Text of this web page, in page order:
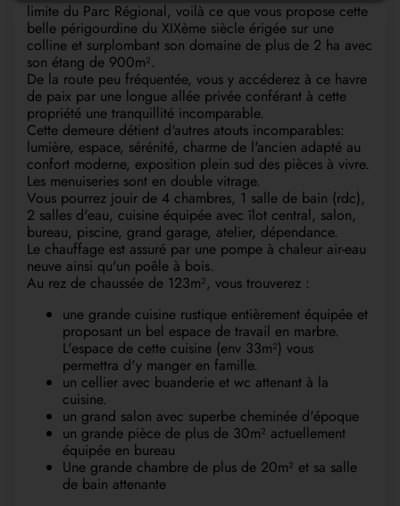
limite du Parc Régional, voilà ce que vous propose cette
belle périgourdine du XIXème siècle érigée sur une
colline et surplombant son domaine de plus de 2 ha avec
son étang de 900m².
De la route peu fréquentée, vous y accéderez à ce havre
de paix par une longue allée privée conférant à cette
propriété une tranquillité incomparable.
Cette demeure détient d'autres atouts incomparables:
lumière, espace, sérénité, charme de l'ancien adapté au
confort moderne, exposition plein sud des pièces à vivre.
Les menuiseries sont en double vitrage.
Vous pourrez jouir de 4 chambres, 1 salle de bain (rdc),
2 salles d'eau, cuisine équipée avec îlot central, salon,
bureau, piscine, grand garage, atelier, dépendance.
Le chauffage est assuré par une pompe à chaleur air-eau
neuve ainsi qu'un poêle à bois.
Au rez de chaussée de 123m², vous trouverez :
une grande cuisine rustique entièrement équipée et
proposant un bel espace de travail en marbre.
L'espace de cette cuisine (env 33m²) vous
permettra d'y manger en famille.
un cellier avec buanderie et wc attenant à la
cuisine.
un grand salon avec superbe cheminée d'époque
un grande pièce de plus de 30m² actuellement
équipée en bureau
Une grande chambre de plus de 20m² et sa salle
de bain attenante